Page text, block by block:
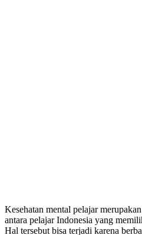
Kesehatan mental pelajar
antara pelajar Indonesia yang
Hal tersebut bisa terjadi karena